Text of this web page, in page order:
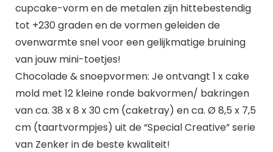
cupcake-vorm en de metalen zijn hittebestendig
tot +230 graden en de vormen geleiden de
ovenwarmte snel voor een gelijkmatige bruining
van jouw mini-toetjes!
Chocolade & snoepvormen: Je ontvangt 1 x cake
mold met 12 kleine ronde bakvormen/ bakringen
van ca. 38 x 8 x 30 cm (caketray) en ca. Ø 8,5 x 7,5
cm (taartvormpjes) uit de “Special Creative” serie
van Zenker in de beste kwaliteit!